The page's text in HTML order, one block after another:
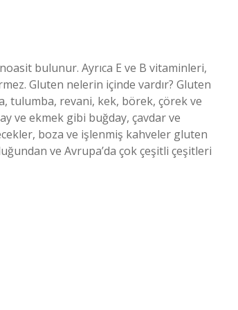
bulunur. Ayrıca E ve B vitaminleri,
Gluten nelerin içinde vardır? Gluten
tulumba, revani, kek, börek, çörek ve
ve ekmek gibi buğday, çavdar ve
boza ve işlenmiş kahveler gluten
ve Avrupa’da çok çeşitli çeşitleri